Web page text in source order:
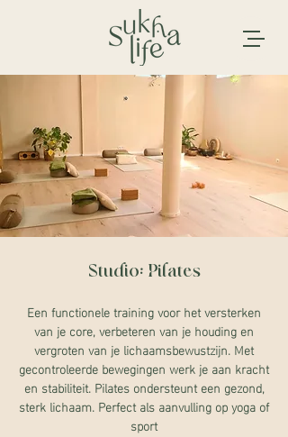
Studio: Pilates
Een functionele training voor het versterken
van je core, verbeteren van je houding en
vergroten van je lichaamsbewustzijn. Met
gecontroleerde bewegingen werk je aan kracht
en stabiliteit. Pilates ondersteunt een gezond,
sterk lichaam. Perfect als aanvulling op yoga of
sport